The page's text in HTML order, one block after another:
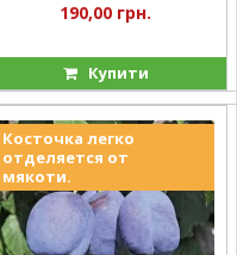
190,00 грн.
Купити
Косточка легко
отделяется от
мякоти.